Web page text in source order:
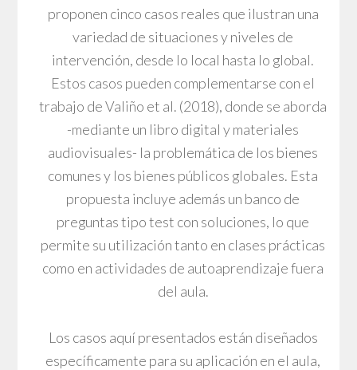
proponen cinco casos reales que ilustran una
variedad de situaciones y niveles de
intervención, desde lo local hasta lo global.
Estos casos pueden complementarse con el
trabajo de Valiño et al. (2018), donde se aborda
-mediante un libro digital y materiales
audiovisuales- la problemática de los bienes
comunes y los bienes públicos globales. Esta
propuesta incluye además un banco de
preguntas tipo test con soluciones, lo que
permite su utilización tanto en clases prácticas
como en actividades de autoaprendizaje fuera
del aula.
Los casos aquí presentados están diseñados
específicamente para su aplicación en el aula,